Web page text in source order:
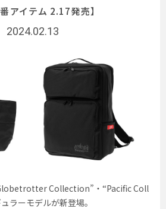
番アイテム 2.17発売】
2024.02.13
Collection”・“Pacific Coll
ラーモデルが新登場。